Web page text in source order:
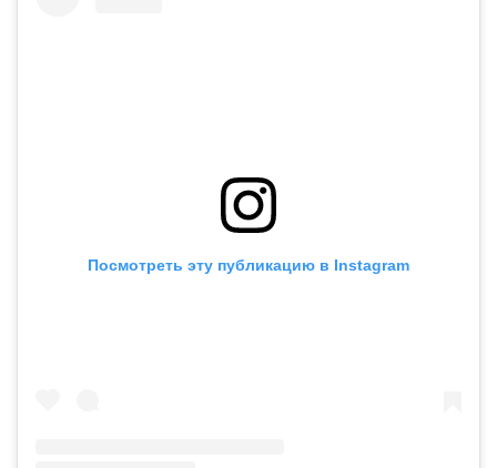
Посмотреть эту публикацию в Instagram